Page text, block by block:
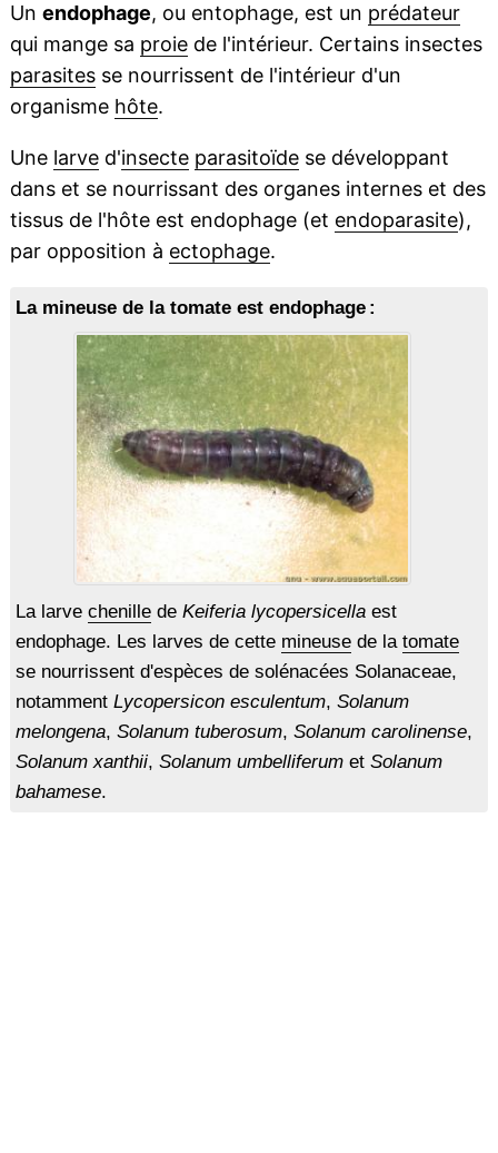
Un endophage, ou entophage, est un prédateur
qui mange sa proiede l'intérieur. Certains insectes
parasitesse nourrissent de l'intérieur d'un
organisme hôte.
Une larved'insecte parasitoïdese développant
dans et se nourrissant des organes internes et des
tissus de l'hôte est endophage (et endoparasite),
par opposition à ectophage.
La mineuse de la tomate est endophage :
La larve chenillede Keiferia lycopersicellaest
endophage. Les larves de cette mineusede la tomate
se nourrissent d'espèces de solénacées Solanaceae,
notamment Lycopersicon esculentum, Solanum
melongena, Solanum tuberosum, Solanum carolinense,
Solanum xanthii, Solanum umbelliferumet Solanum
bahamese.